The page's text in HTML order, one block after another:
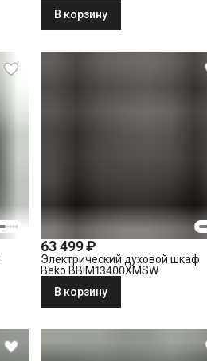
В корзину
63 499 ₽
Электрический духовой шкаф
Beko BBIM13400XMSW
В корзину